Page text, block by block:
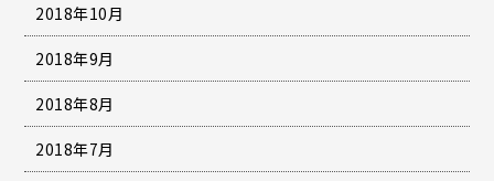
2018年10月
2018年9月
2018年8月
2018年7月